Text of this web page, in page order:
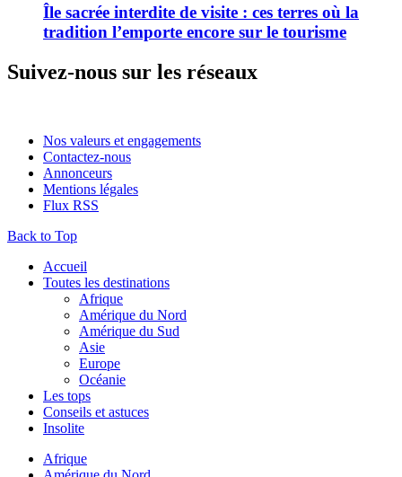
Île sacrée interdite de visite : ces terres où la
tradition l’emporte encore sur le tourisme
Suivez-nous sur les réseaux
Nos valeurs et engagements
Contactez-nous
Annonceurs
Mentions légales
Flux RSS
Back to Top
Accueil
Toutes les destinations
Afrique
Amérique du Nord
Amérique du Sud
Asie
Europe
Océanie
Les tops
Conseils et astuces
Insolite
Afrique